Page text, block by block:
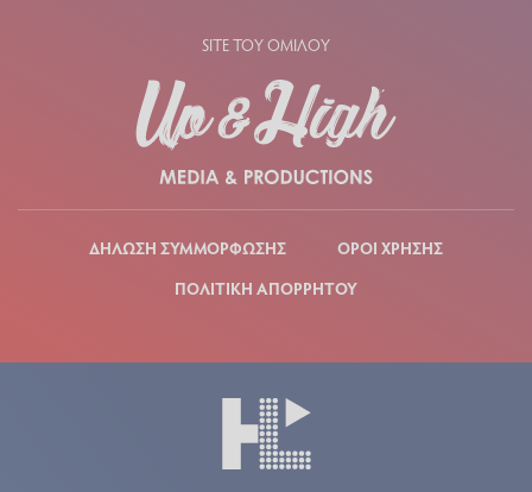
SITE ΤΟΥ ΟΜΙΛΟΥ
ΔΗΛΩΣΗ ΣΥΜΜΟΡΦΩΣΗΣ
ΟΡΟΙ ΧΡΗΣΗΣ
ΠΟΛΙΤΙΚΗ ΑΠΟΡΡΗΤΟΥ